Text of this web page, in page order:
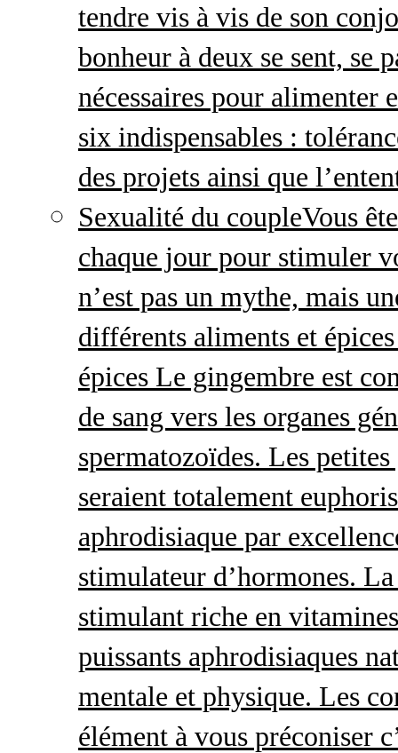
tendre vis à vis de son
bonheur à deux se sent, se
nécessaires pour alimenter
six indispensables :
des projets ainsi que
Sexualité du coupleVous
chaque jour pour stimuler
n’est pas un mythe, mais
différents aliments et
épices Le gingembre est
de sang vers les organes
spermatozoïdes. Les
seraient totalement
aphrodisiaque par
stimulateur d’hormones.
stimulant riche en
puissants aphrodisiaques
mentale et physique. Les
élément à vous préconiser